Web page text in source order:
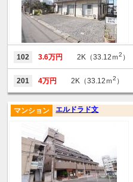
102 3.6万円 2K（33.12ｍ2 ）
201 4万円 2K（33.12ｍ2 ）
エルドラド文
マンション